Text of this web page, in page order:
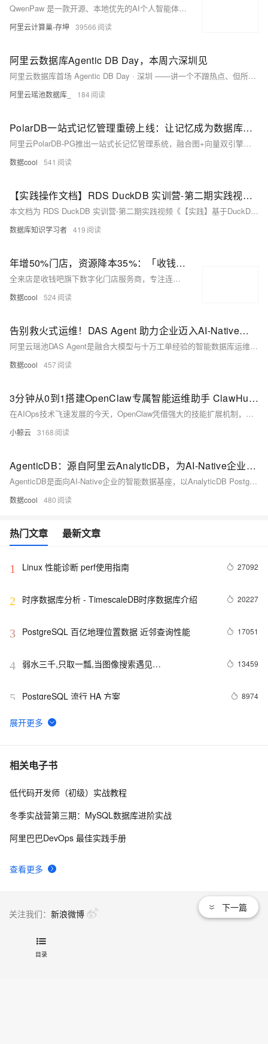
目录
QwenPaw 是一款开源、本地优先的AI个人智能体（Apache 2.0），数据归属用户、记忆自主进化、支持钉钉/飞书/微信等多端触达。3行命令即可部署，内置Coding IDE、Persona人格、定时任务、MCP工具生态与多Agent协作，真正属于你的私有AI助理。
阿里云计算巢-存坤 39566
阿里云数据库Agentic DB Day，本周六深圳见
阿里云数据库首场 Agentic DB Day · 深圳 ——讲一个不蹭热点、但所有 AI 应用都绕不开的话题：当数据库长成 Agentic 形态！
阿里云瑶池数据库_ 184
PolarDB一站式记忆管理重磅上线：让记忆成为数据库最有温度的力量
阿里云PolarDB-PG推出一站式长记忆管理系统，融合图+向量双引擎、开放记忆引擎与模型算子，支持跨会话、跨应用持续记忆用户偏好与历史交互，解决大模型“失忆”痛点，提升AI个性化与一致性体验。
数据cool 541
【实践操作文档】RDS DuckDB 实训营-第二期实践视频配套资源与操作指南
本文档为 RDS DuckDB 实训营-第二期实践视频《【实践】基于DuckDB×RDSClaw Skill的商品售卖分析与预测》的配套手册，指导用户免费创建RDS DuckDB与RDSClaw实例，完成数据拆分、建库配置、批量导入及智能分析预测全流程，助力企业实现高性能、低成本实时数据分析决策。
数据库知识学习者 419
年增50%门店，资源降本35%：「收钱吧·全来店」如何基于阿里云SelectDB重构餐饮数据底座？
全来店是收钱吧旗下数字化门店服务商，专注连锁餐饮SaaS。面对年增50%的万店规模挑战，其通过阿里云SelectDB Serverless重构数据底座，实现负载隔离与弹性伸缩，查询性能提升80%，成本降低35%，支撑全域实时经营监控与供应链精准核算。
数据cool 524
告别救火式运维！DAS Agent 助力企业迈入AI-Native数据库运维时代
阿里云瑶池DAS Agent是融合大模型与十万工单经验的智能数据库运维大脑，实现“发现-诊断-优化”全链路自治。支持云上/自建多引擎实例，秒级定位CPU飙升、死锁等根因，对话框内直接限流、SQL优化、死锁分析，7×24小时主动预防，助力企业迈入AI-Native运维时代。
数据cool 457
3分钟从0到1搭建OpenClaw专属智能运维助手 ClawHub 20大运维skills库实现全流程自动化实战指南
在AIOps技术飞速发展的今天，OpenClaw凭借强大的技能扩展机制，成为运维领域的效率神器。ClawHub作为其官方技能市场，收录了数千个高质量运维相关技能，彻底改变了传统运维“手动操作多、流程繁琐、故障定位慢”的痛点。本文整理了ClawHub中20个最实用的运维技能，结合阿里云零门槛部署步骤、实战代码命令与场景化用法，帮助运维人员从0到1搭建专属智能运维助手，实现K8s管理、监控告警、数据库运维等全流程自动化。
小鲸云 3168
AgenticDB：源自阿里云AnalyticDB，为AI-Native企业而生
AgenticDB是面向AI-Native企业的智能数据基座，以AnalyticDB PostgreSQL为核心，提供上下文服务、多租户隔离、数据沙箱、RAG引擎与Serverless后端，支持Single/Multi-Agent系统敏捷开发与安全运维。
数据cool 480
热门文章 最新文章
1 Linux 性能诊断 perf使用指南 27092
2 时序数据库分析 - TimescaleDB时序数据库介绍 20227
3 PostgreSQL 百亿地理位置数据 近邻查询性能 17051
4 弱水三千,只取一瓢,当图像搜索遇见
13459
5 PostgreSQL 流行 HA 方案 8974
6 MySQL · 引擎特性 · 像NOSQL那样使用MySQL
7 PostgreSQL 数据去重大法
8 一致性哈希在分布式数据库中的应用探索
connect by )
相关电子书
查看更多
低代码开发师（初级）实战教程
冬季实战营第三期：MySQL数据库进阶实战
阿里巴巴DevOps 最佳实践手册
下一篇
关注我们： 新浪微博